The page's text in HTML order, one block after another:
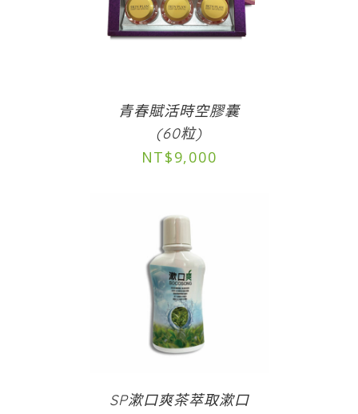
青春賦活時空膠囊
(60粒)
NT$9,000
SP漱口爽茶萃取漱口